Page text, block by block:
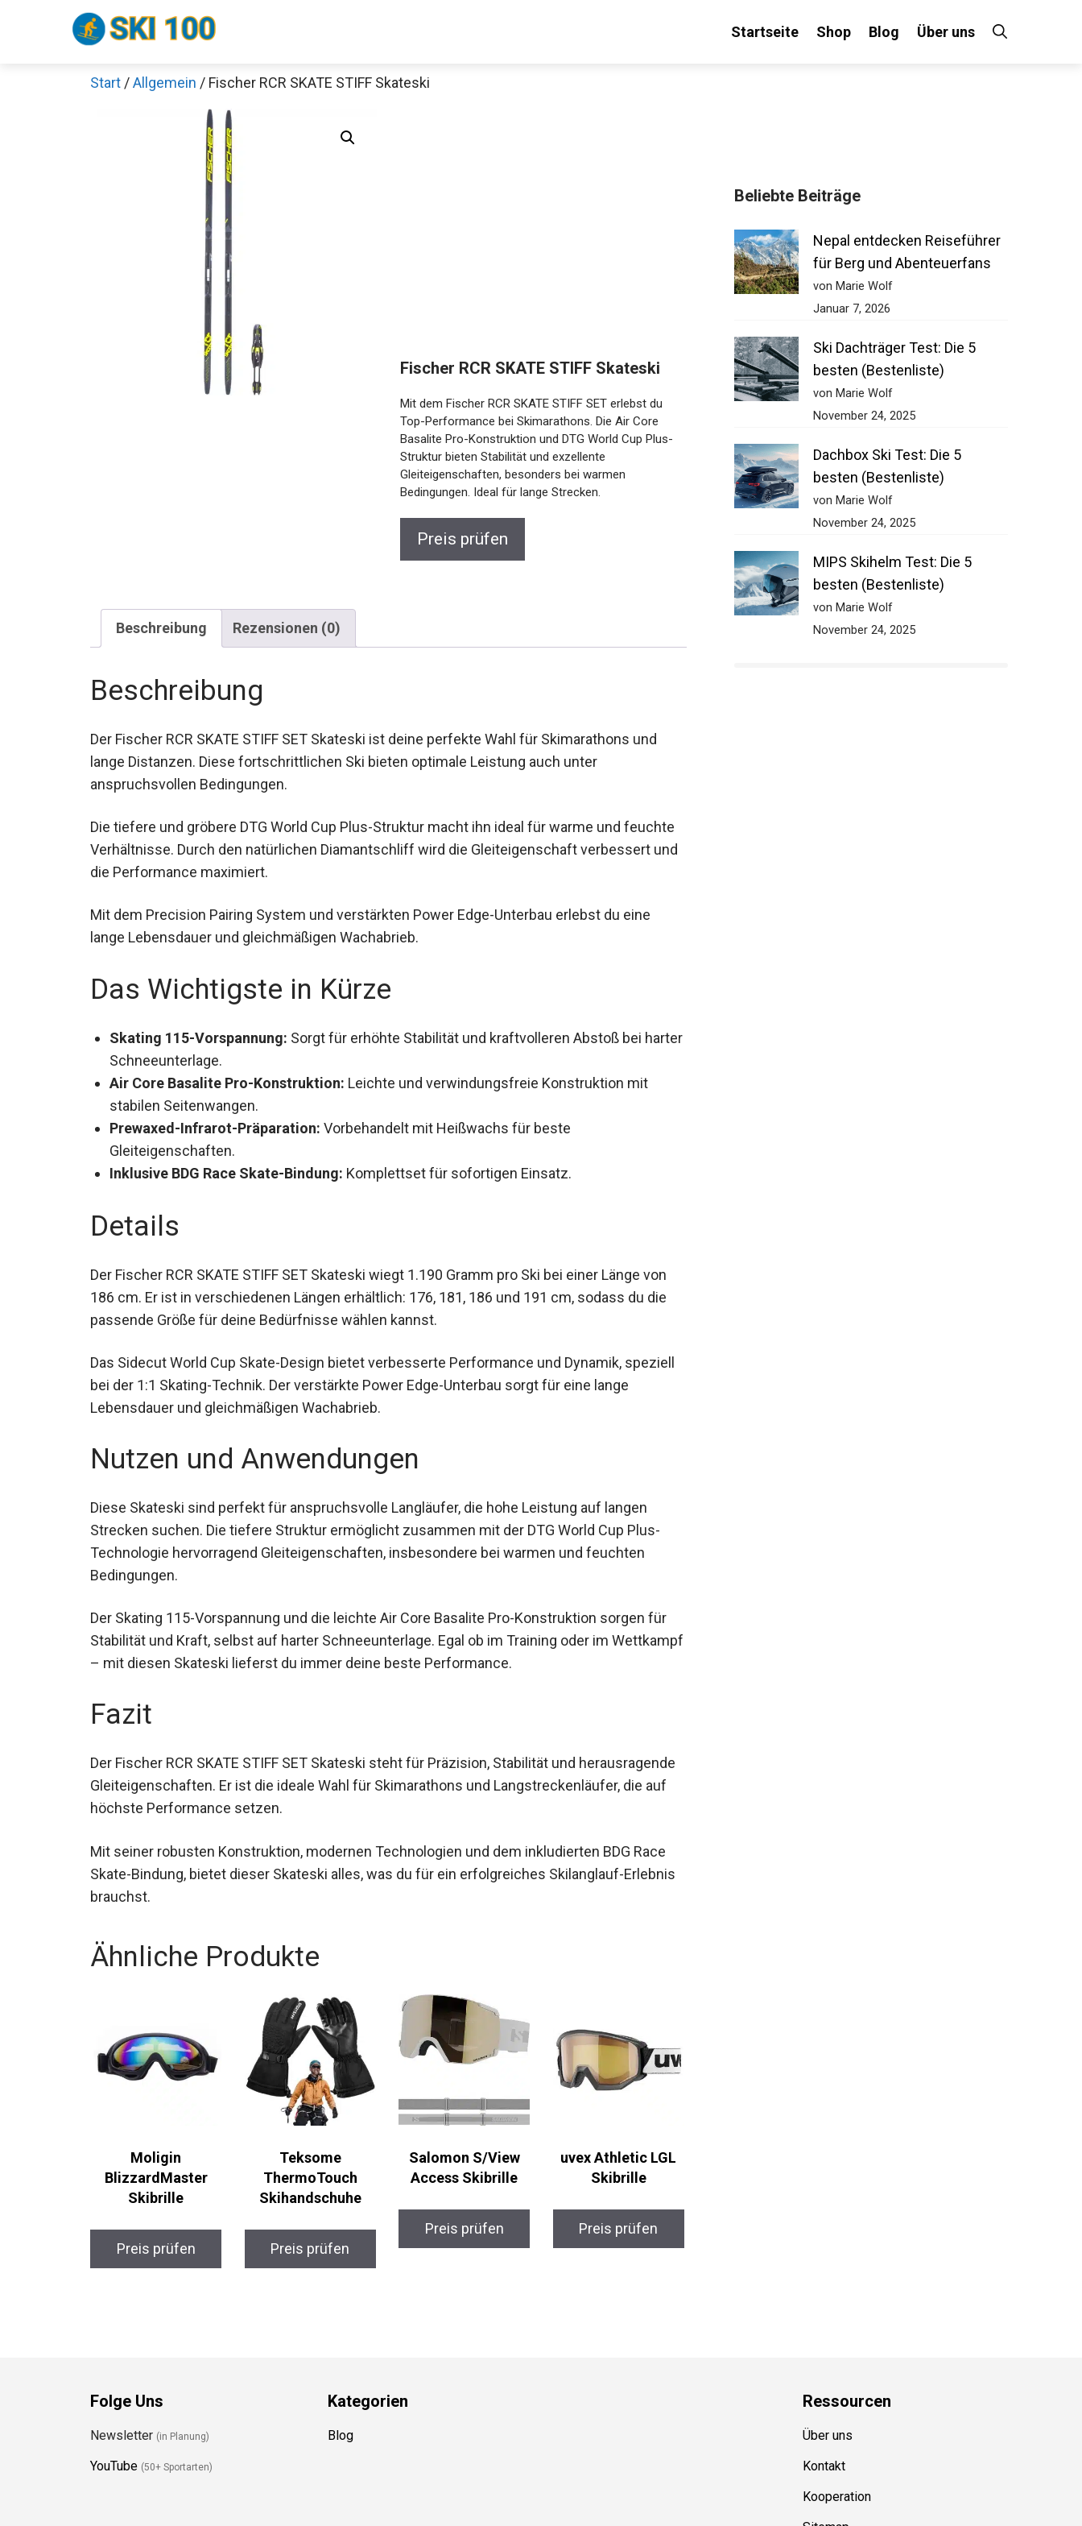
Startseite Shop Blog Über uns
Start /Allgemein / Fischer RCR SKATE STIFF Skateski
Fischer RCR SKATE STIFF Skateski
Mit dem Fischer RCR SKATE STIFF SET erlebst du
Top-Performance bei Skimarathons. Die Air Core
Basalite Pro-Konstruktion und DTG World Cup Plus-
Struktur bieten Stabilität und exzellente
Gleiteigenschaften, besonders bei warmen
Bedingungen. Ideal für lange Strecken.
Preis prüfen
Beschreibung Rezensionen (0)
Beschreibung
Der Fischer RCR SKATE STIFF SET Skateski ist deine perfekte Wahl für Skimarathons und
lange Distanzen. Diese fortschrittlichen Ski bieten optimale Leistung auch unter
anspruchsvollen Bedingungen.
Die tiefere und gröbere DTG World Cup Plus-Struktur macht ihn ideal für warme und feuchte
Verhältnisse. Durch den natürlichen Diamantschliff wird die Gleiteigenschaft verbessert und
die Performance maximiert.
Mit dem Precision Pairing System und verstärkten Power Edge-Unterbau erlebst du eine
lange Lebensdauer und gleichmäßigen Wachabrieb.
Das Wichtigste in Kürze
Skating 115-Vorspannung: Sorgt für erhöhte Stabilität und kraftvolleren Abstoß bei
harter Schneeunterlage.
Air Core Basalite Pro-Konstruktion: Leichte und verwindungsfreie Konstruktion mit
stabilen Seitenwangen.
Prewaxed-Infrarot-Präparation: Vorbehandelt mit Heißwachs für beste
Gleiteigenschaften.
Inklusive BDG Race Skate-Bindung: Komplettset für sofortigen Einsatz.
Details
Der Fischer RCR SKATE STIFF SET Skateski wiegt 1.190 Gramm pro Ski bei einer Länge von
186 cm. Er ist in verschiedenen Längen erhältlich: 176, 181, 186 und 191 cm, sodass du die
passende Größe für deine Bedürfnisse wählen kannst.
Das Sidecut World Cup Skate-Design bietet verbesserte Performance und Dynamik, speziell
bei der 1:1 Skating-Technik. Der verstärkte Power Edge-Unterbau sorgt für eine lange
Lebensdauer und gleichmäßigen Wachabrieb.
Nutzen und Anwendungen
Diese Skateski sind perfekt für anspruchsvolle Langläufer, die hohe Leistung auf langen
Strecken suchen. Die tiefere Struktur ermöglicht zusammen mit der DTG World Cup Plus-
Technologie hervorragend Gleiteigenschaften, insbesondere bei warmen und feuchten
Bedingungen.
Der Skating 115-Vorspannung und die leichte Air Core Basalite Pro-Konstruktion sorgen für
Stabilität und Kraft, selbst auf harter Schneeunterlage. Egal ob im Training oder im
Wettkampf – mit diesen Skateski lieferst du immer deine beste Performance.
Fazit
Der Fischer RCR SKATE STIFF SET Skateski steht für Präzision, Stabilität und herausragende
Gleiteigenschaften. Er ist die ideale Wahl für Skimarathons und Langstreckenläufer, die auf
höchste Performance setzen.
Mit seiner robusten Konstruktion, modernen Technologien und dem inkludierten BDG Race
Skate-Bindung, bietet dieser Skateski alles, was du für ein erfolgreiches Skilanglauf-Erlebnis
brauchst.
Ähnliche Produkte
Moligin
BlizzardMaster
Skibrille
Preis prüfen
Teksome
ThermoTouch
Skihandschuhe
Preis prüfen
Salomon S/View
Access Skibrille
Preis prüfen
uvex Athletic LGL
Skibrille
Preis prüfen
Beliebte Beiträge
Nepal entdecken Reiseführer
für Berg und Abenteuerfans
von Marie Wolf
Januar 7, 2026
Ski Dachträger Test: Die 5
besten (Bestenliste)
von Marie Wolf
November 24, 2025
Dachbox Ski Test: Die 5
besten (Bestenliste)
von Marie Wolf
November 24, 2025
MIPS Skihelm Test: Die 5
besten (Bestenliste)
von Marie Wolf
November 24, 2025
Folge Uns
Newsletter(in Planung)
YouTube (50+ Sportarten)
Kategorien
Blog
Ressourcen
Über uns
Kontakt
Kooperation